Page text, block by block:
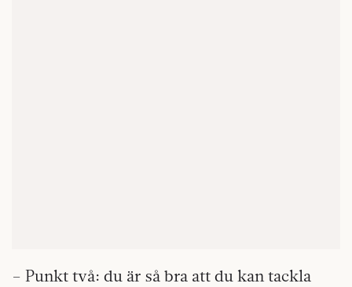
– Punkt två: du är så bra att du kan tackla